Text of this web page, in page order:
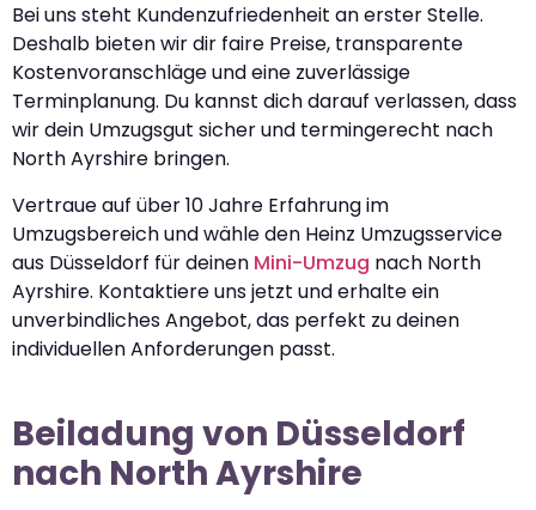
Bei uns steht Kundenzufriedenheit an erster Stelle.
Deshalb bieten wir dir faire Preise, transparente
Kostenvoranschläge und eine zuverlässige
Terminplanung. Du kannst dich darauf verlassen, dass
wir dein Umzugsgut sicher und termingerecht nach
North Ayrshire bringen.
Vertraue auf über 10 Jahre Erfahrung im
Umzugsbereich und wähle den Heinz Umzugsservice
aus Düsseldorf für deinen Mini-Umzug nach North
Ayrshire. Kontaktiere uns jetzt und erhalte ein
unverbindliches Angebot, das perfekt zu deinen
individuellen Anforderungen passt.
Beiladung von Düsseldorf
nach North Ayrshire